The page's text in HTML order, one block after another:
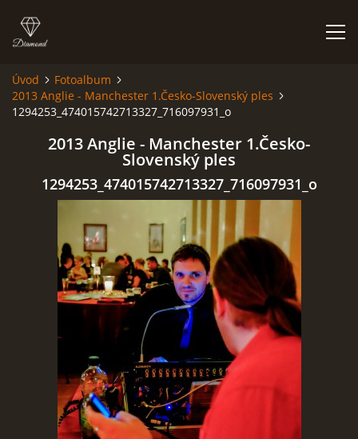
HISTORIE
JAK VYPADÁME
FOTOALBUM
CO HRAJEME
STAGEPLAN
Úvod
Fotoalbum
2013 Anglie - Manchester 1.Česko-Slovenský ples
1294253_474015742713327_716097931_o
2013 Anglie - Manchester 1.Česko-
Slovenský ples
1294253_474015742713327_716097931_o